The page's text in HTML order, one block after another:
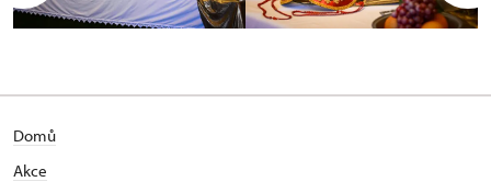
Domů
Akce